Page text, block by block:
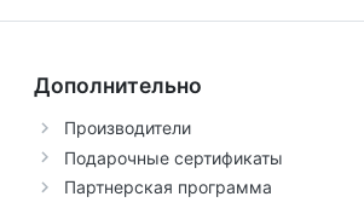
Дополнительно
Производители
Подарочные сертификаты
Партнерская программа